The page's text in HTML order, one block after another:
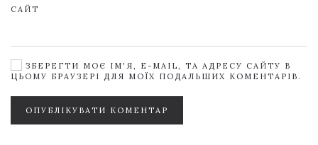
САЙТ
ЗБЕРЕГТИ МОЄ ІМ'Я, E-MAIL, ТА АДРЕСУ САЙТУ В
ЦЬОМУ БРАУЗЕРІ ДЛЯ МОЇХ ПОДАЛЬШИХ КОМЕНТАРІВ.
ОПУБЛІКУВАТИ КОМЕНТАР